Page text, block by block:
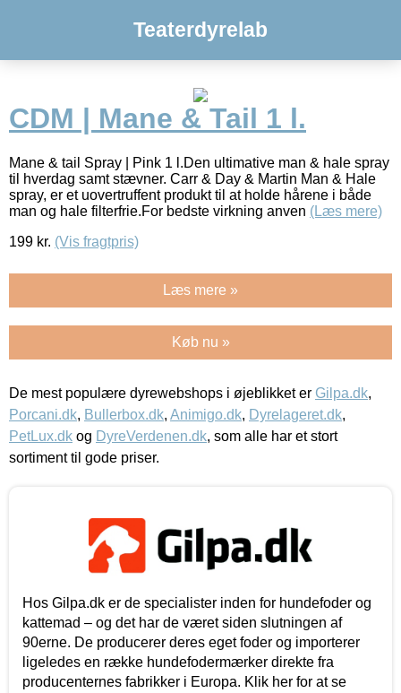
Teaterdyrelab
CDM | Mane & Tail 1 l.
Mane & tail Spray | Pink 1 l.Den ultimative man & hale spray
til hverdag samt stævner. Carr & Day & Martin Man & Hale
spray, er et uovertruffent produkt til at holde hårene i både
man og hale filterfrie.For bedste virkning anven (Læs mere)
199 kr. (Vis fragtpris)
Læs mere »
Køb nu »
De mest populære dyrewebshops i øjeblikket er Gilpa.dk,
Porcani.dk, Bullerbox.dk, Animigo.dk, Dyrelageret.dk,
PetLux.dk og DyreVerdenen.dk, som alle har et stort
sortiment til gode priser.
Hos Gilpa.dk er de specialister inden for hundefoder og
kattemad – og det har de været siden slutningen af
90erne. De producerer deres eget foder og importerer
ligeledes en række hundefodermærker direkte fra
producenternes fabrikker i Europa. Klik her for at se